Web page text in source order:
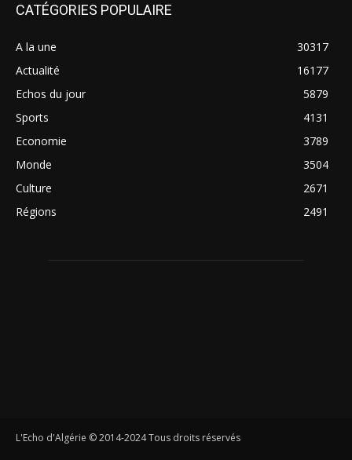
CATÉGORIES POPULAIRE
A la une
30317
Actualité
16177
Echos du jour
5879
Sports
4131
Economie
3789
Monde
3504
Culture
2671
Régions
2491
L'Echo d'Algérie © 2014-2024 Tous droits réservés